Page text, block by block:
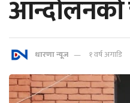
आन्दोलनको
धारणा न्यूज १ वर्ष अगाडि